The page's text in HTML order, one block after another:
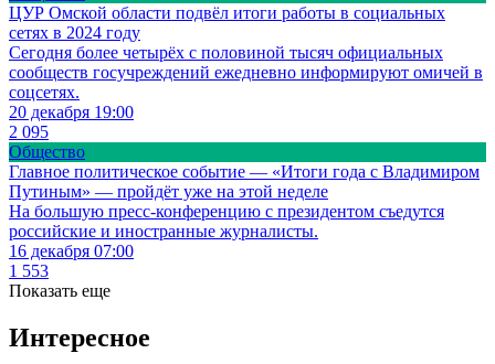
ЦУР Омской области подвёл итоги работы в социальных
сетях в 2024 году
Сегодня более четырёх с половиной тысяч официальных
сообществ госучреждений ежедневно информируют омичей в
соцсетях.
20 декабря 19:00
2 095
Общество
Главное политическое событие — «Итоги года с Владимиром
Путиным» — пройдёт уже на этой неделе
На большую пресс-конференцию с президентом съедутся
российские и иностранные журналисты.
16 декабря 07:00
1 553
Показать еще
Интересное